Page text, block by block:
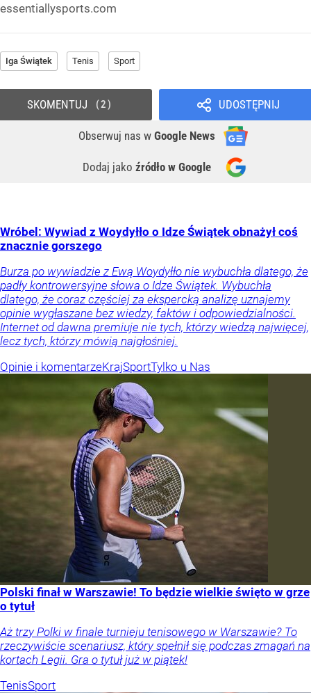
essentiallysports.com
Iga Świątek Tenis Sport
UDOSTĘPNIJ
Obserwuj nas w Google News
Dodaj jako źródło w Google
SKOMENTUJ 2
Wróbel: Wywiad z Woydyłło o Idze Świątek obnażył coś
znacznie gorszego
Burza po wywiadzie z Ewą Woydyłło nie wybuchła dlatego, że
padły kontrowersyjne słowa o Idze Świątek. Wybuchła
dlatego, że coraz częściej za ekspercką analizę uznajemy
opinie wygłaszane bez wiedzy, faktów i odpowiedzialności.
Internet od dawna premiuje nie tych, którzy wiedzą najwięcej,
lecz tych, którzy mówią najgłośniej.
Opinie i komentarzeKrajSportTylko u Nas
Polski finał w Warszawie! To będzie wielkie święto w grze
o tytuł
Aż trzy Polki w finale turnieju tenisowego w Warszawie? To
rzeczywiście scenariusz, który spełnił się podczas zmagań na
kortach Legii. Gra o tytuł już w piątek!
TenisSport